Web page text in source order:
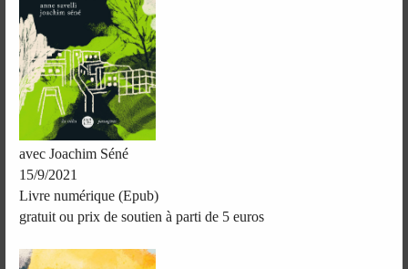
avec Joachim Séné
15/9/2021
Livre numérique (Epub)
gratuit ou prix de soutien à parti de 5 euros